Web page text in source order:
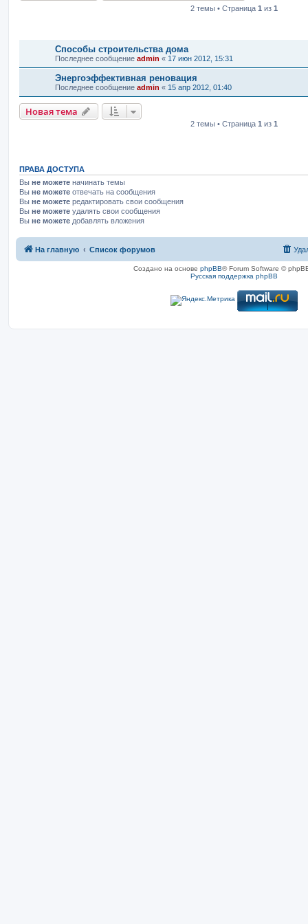
2 темы • Страница 1 из 1
Способы строительства дома
Последнее сообщение admin « 17 июн 2012, 15:31
Энергоэффективная реновация
Последнее сообщение admin « 15 апр 2012, 01:40
Новая тема
2 темы • Страница 1 из 1
ПРАВА ДОСТУПА
Вы не можете начинать темы
Вы не можете отвечать на сообщения
Вы не можете редактировать свои сообщения
Вы не можете удалять свои сообщения
Вы не можете добавлять вложения
На главную Список форумов
Создано на основе phpBB® Forum Software ©
Русская поддержка phpBB